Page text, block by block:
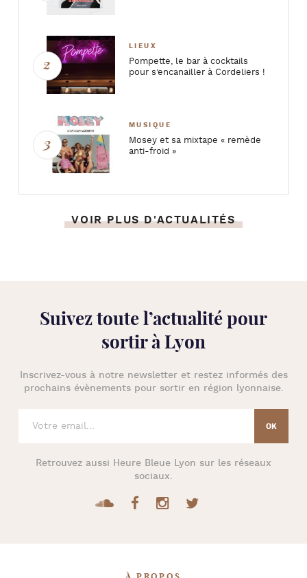
LIEUX
Pompette, le bar à cocktails
pour s’encanailler à Cordeliers !
MUSIQUE
Mosey et sa mixtape « remède
anti-froid »
VOIR PLUS D'ACTUALITÉS
Suivez toute l’actualité pour
sortir à Lyon
Inscrivez-vous à notre newsletter et restez informés des
prochains évènements pour sortir en région lyonnaise.
Retrouvez aussi Heure Bleue Lyon sur les réseaux
sociaux.